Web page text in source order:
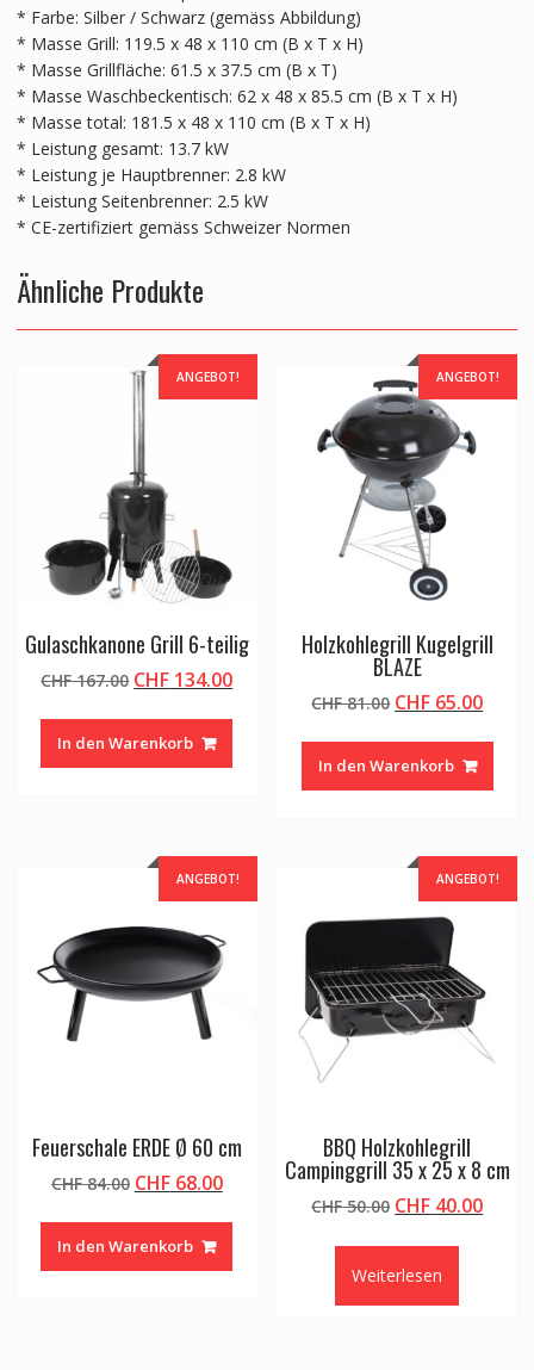
* Farbe: Silber / Schwarz (gemäss Abbildung)
* Masse Grill: 119.5 x 48 x 110 cm (B x T x H)
* Masse Grillfläche: 61.5 x 37.5 cm (B x T)
* Masse Waschbeckentisch: 62 x 48 x 85.5 cm (B x T x H)
* Masse total: 181.5 x 48 x 110 cm (B x T x H)
* Leistung gesamt: 13.7 kW
* Leistung je Hauptbrenner: 2.8 kW
* Leistung Seitenbrenner: 2.5 kW
* CE-zertifiziert gemäss Schweizer Normen
Ähnliche Produkte
ANGEBOT!
Gulaschkanone Grill 6-teilig
CHF167.00 Ursprünglicher
war:
CHF 167.00
CHF 134.00Aktueller
CHF 134.00.
In den Warenkorb
ANGEBOT!
Holzkohlegrill Kugelgrill
BLAZE
CHF81.00 Ursprünglicher
war:
CHF 81.00
CHF 65.00
In den Warenkorb
ANGEBOT!
Feuerschale ERDE Ø 60 cm
CHF84.00 Ursprünglicher
war:
CHF 84.00
CHF68.00Aktueller
In den Warenkorb
ANGEBOT!
BBQ Holzkohlegrill
Campinggrill 35 x 25 x 8 cm
CHF50.00 Ursprünglicher
CHF 50.00
CHF 40.00
Weiterlesen